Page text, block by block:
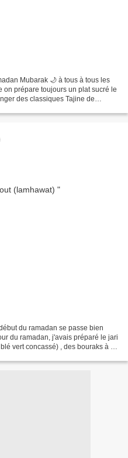
Mubarak 🌙 à tous à tous les
prépare toujours un plat sucré le
des classiques Tajine de
du ramadan se passe bien
du ramadan, j'avais préparé le jari
vert concassé) , des bouraks à la